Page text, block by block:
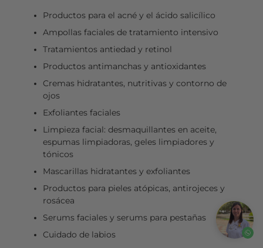
Productos para el acné y el ácido salicílico
Ampollas faciales de tratamiento intensivo
Tratamientos antiedad y retinol
Productos antimanchas y antioxidantes
Cremas hidratantes, nutritivas y contorno de
ojos
Exfoliantes faciales
Limpieza facial: desmaquillantes en aceite,
espumas limpiadoras, geles limpiadores y
tónicos
Mascarillas hidratantes y exfoliantes
Productos para pieles atópicas, antirojeces y
rosácea
Serums faciales y serums para pestañas
Cuidado de labios